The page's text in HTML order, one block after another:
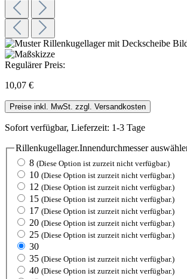
Regulärer Preis:
10,07 €
Preise inkl. MwSt. zzgl. Versandkosten
Sofort verfügbar, Lieferzeit: 1-3 Tage
Rillenkugellager.Innendurchmesser
8 (Diese Option ist zurzeit nicht verfügbar.)
10 (Diese Option ist zurzeit nicht verfügbar.)
12 (Diese Option ist zurzeit nicht verfügbar.)
15 (Diese Option ist zurzeit nicht verfügbar.)
17 (Diese Option ist zurzeit nicht verfügbar.)
20 (Diese Option ist zurzeit nicht verfügbar.)
25 (Diese Option ist zurzeit nicht verfügbar.)
30
35 (Diese Option ist zurzeit nicht verfügbar.)
40 (Diese Option ist zurzeit nicht verfügbar.)